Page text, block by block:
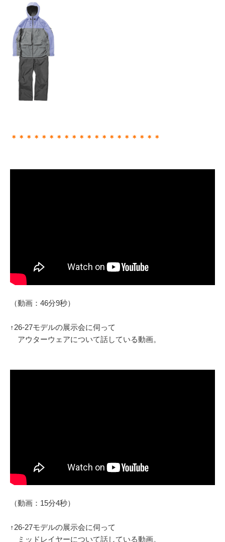
＊＊＊＊＊＊＊＊＊＊＊＊＊＊＊＊＊＊＊＊
（動画：46分9秒）
↑26-27モデルの展示会に伺って
アウターウェアについて話している動画。
（動画：15分4秒）
↑26-27モデルの展示会に伺って
ミッドレイヤーについて話している動画。